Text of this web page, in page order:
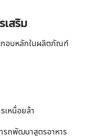
เสริม
กอบหลักในผลิตภัณฑ์
เหนื่อยล้า
รถพัฒนาสูตรอาหาร